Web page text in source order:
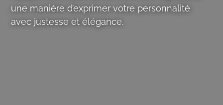
une manière d’exprimer votre personnalité
avec justesse et élégance.